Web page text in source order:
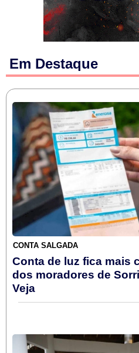
Em Destaque
CONTA SALGADA
Conta de luz fica mais
dos moradores de
Veja